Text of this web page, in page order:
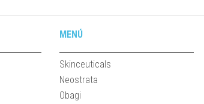
MENÚ
Skinceuticals
Neostrata
Obagi